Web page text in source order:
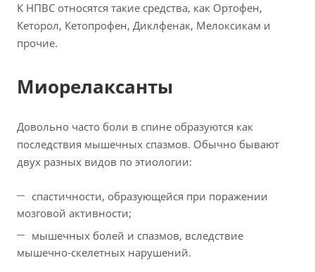
К НПВС относятся такие средства, как Ортофен,
Кеторол, Кетопрофен, Диклфенак, Мелоксикам и
прочие.
Миорелаксанты
Довольно часто боли в спине образуются как
последствия мышечных спазмов. Обычно бывают
двух разных видов по этиологии:
спастичности, образующейся при поражении
мозговой активности;
мышечных болей и спазмов, вследствие
мышечно-скелетных нарушений.